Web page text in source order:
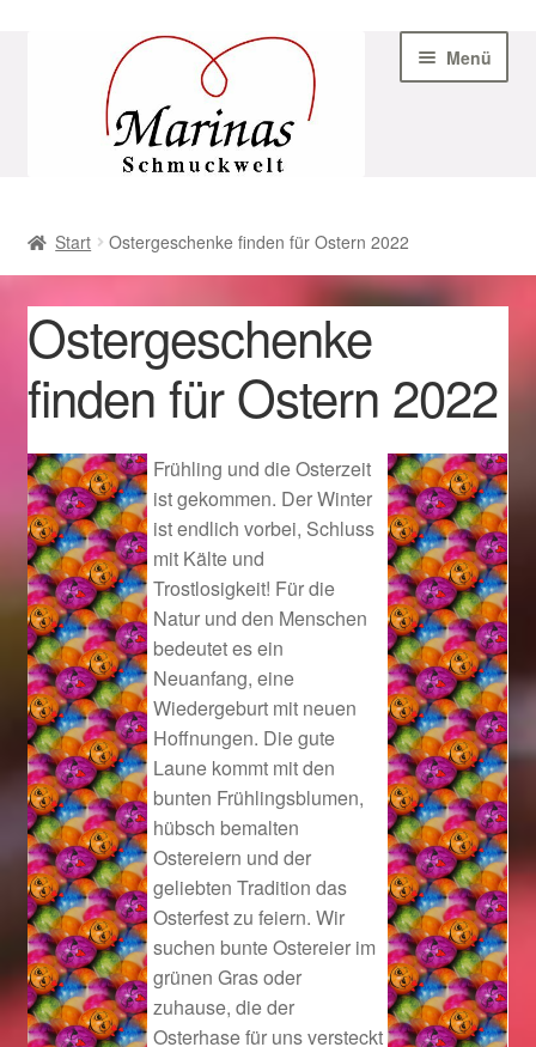
Navigation
Menü
AGB
Beispiel-Seite
Datenschutz
Geschenke zu Ostern 2023
Geschenke zu Ostern 2024
Geschenkideen für Weihnachten 2022
Geschenkideen für Weihnachten 2023
Geschenkideen für Weihnachten 2024
Geschenkideen für Weihnachten 2025
Halloween Schmuck online kaufen 2015
Halloween Schmuck online kaufen 2016
Halloween Schmuck online kaufen 2017
Halloween Schmuck online kaufen 2018
Start Ostergeschenke finden für Ostern 2022
Ostergeschenke
finden für Ostern 2022
Frühling und die Osterzeit
ist gekommen. Der Winter
ist endlich vorbei, Schluss
mit Kälte und
Trostlosigkeit! Für die
Natur und den Menschen
bedeutet es ein
Neuanfang, eine
Wiedergeburt mit neuen
Hoffnungen. Die gute
Laune kommt mit den
bunten Frühlingsblumen,
hübsch bemalten
Ostereiern und der
geliebten Tradition das
Osterfest zu feiern. Wir
suchen bunte Ostereier im
grünen Gras oder
zuhause, die der
Osterhase für uns versteckt